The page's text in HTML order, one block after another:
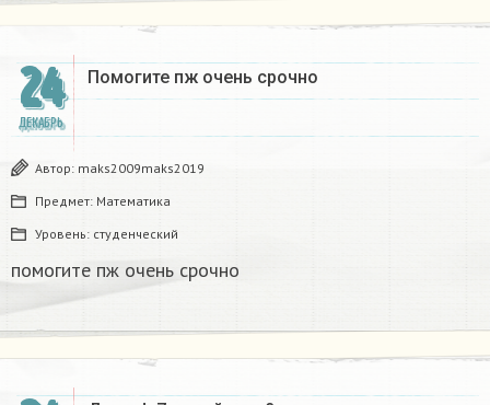
24
ДЕКАБРЬ
Помогите пж очень срочно​
Автор: maks2009maks2019
Предмет: Математика
Уровень: студенческий
помогите пж очень срочно​